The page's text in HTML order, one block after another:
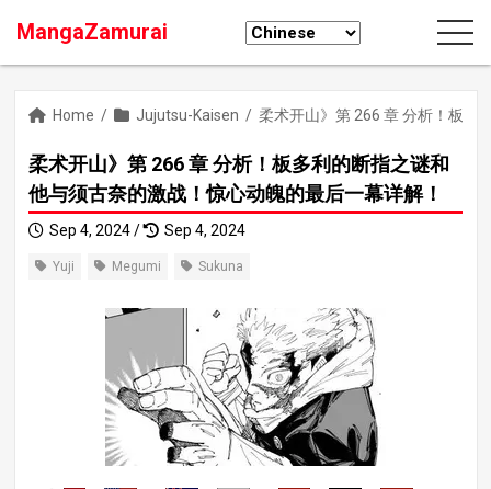
MangaZamurai
Home / Jujutsu-Kaisen / 柔术开山》第 266 章 分析！板多
柔术开山》第 266 章 分析！板多利的断指之谜和
他与须古奈的激战！惊心动魄的最后一幕详解！
Sep 4, 2024 / Sep 4, 2024
Yuji Megumi Sukuna